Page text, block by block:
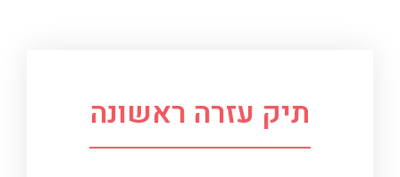
תיק עזרה ראשונה